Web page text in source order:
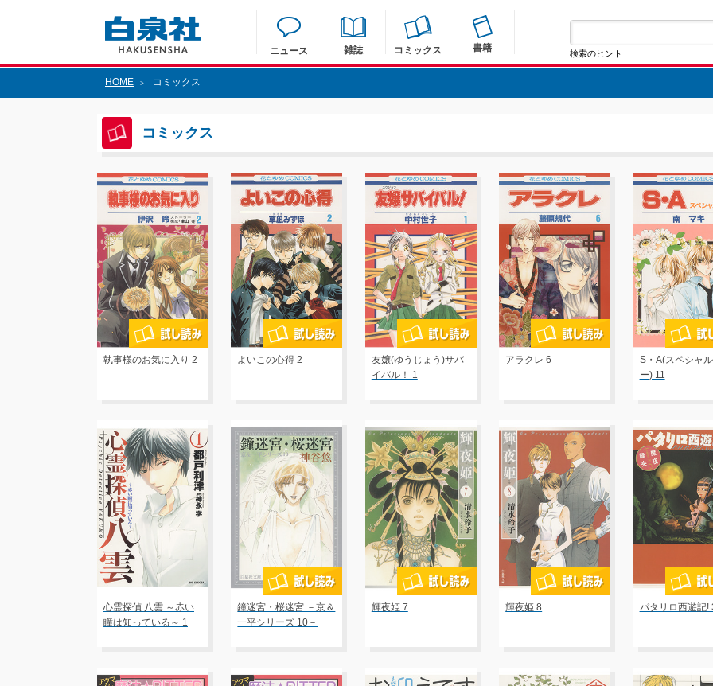
ニュース 雑誌 コミックス 書籍 検索のヒント
HOME > コミックス
コミックス
執事様のお気に入り 2 よいこの心得 2
友嬢(ゆうじょう)サバ
イバル！ 1
アラクレ 6
S・A(スペシャ
ー) 11
心霊探偵 八雲 ～赤い
瞳は知っている～ 1
鐘迷宮・桜迷宮 －京＆
一平シリーズ 10－
輝夜姫 7 輝夜姫 8 パタリロ西遊記!